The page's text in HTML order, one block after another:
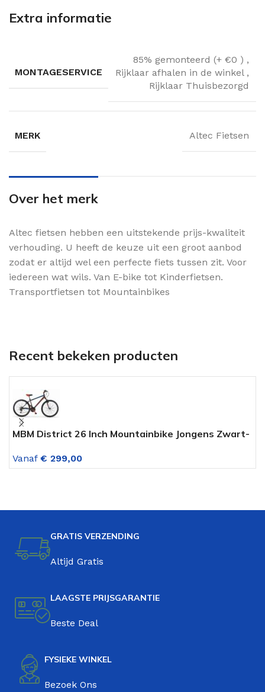
Extra informatie
MONTAGESERVICE
85% gemonteerd (+ €0 ) ,
Rijklaar afhalen in de winkel ,
Rijklaar Thuisbezorgd
MERK Altec Fietsen
Over het merk
Altec fietsen hebben een uitstekende prijs-kwaliteit
verhouding. U heeft de keuze uit een groot aanbod
zodat er altijd wel een perfecte fiets tussen zit. Voor
iedereen wat wils. Van E-bike tot Kinderfietsen.
Transportfietsen tot Mountainbikes
Recent bekeken producten
MBM District 26 Inch Mountainbike Jongens Zwart-
Vanaf € 299,00
GRATIS VERZENDING
Altijd Gratis
LAAGSTE PRIJSGARANTIE
Beste Deal
FYSIEKE WINKEL
Bezoek Ons